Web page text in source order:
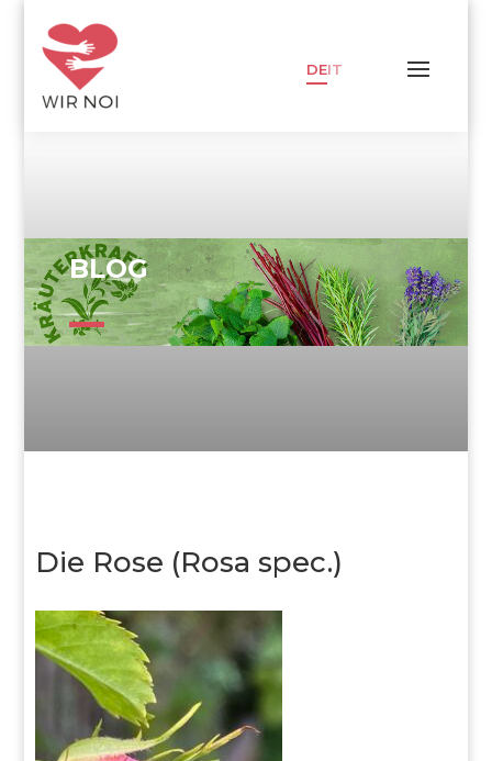
DEIT
BLOG
Die Rose (Rosa spec.)